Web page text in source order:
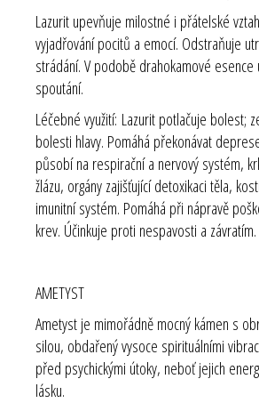
Lazurit upevňuje milostné i přátelské
vyjadřování pocitů a emocí. Odstraňuje
strádání. V podobě drahokamové esence
spoutání.
Léčebné využití: Lazurit potlačuje bolest;
bolesti hlavy. Pomáhá překonávat
působí na respirační a nervový systém,
žlázu, orgány zajišťující detoxikaci těla,
imunitní systém. Pomáhá při nápravě
krev. Účinkuje proti nespavosti a
AMETYST
Ametyst je mimořádně mocný kámen s
silou, obdařený vysoce spirituálními
před psychickými útoky, neboť jejich
lásku.